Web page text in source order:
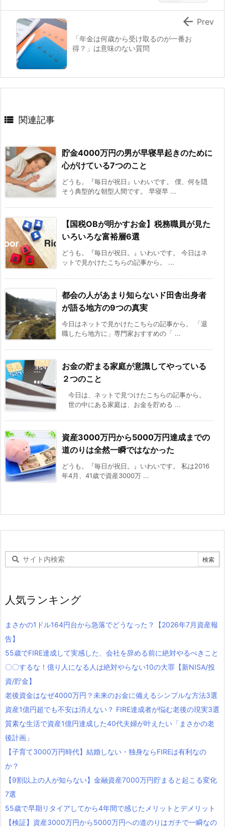
「年金は何歳から受け取るのが一番お
得？」は意味のない質問
 Prev
 関連記事
貯金4000万円の男が早寝早起きのために
心がけている7つのこと
どうも。『毎日が祝日』いわいです。 僕、何を隠
そう典型的な朝型人間です。 早寝早 ...
【国税OBが明かすお金】税務職員が見た
いろいろな富裕層6選
どうも。『毎日が祝日。』いわいです。 今日はネ
ットで見かけたこちらの記事から。 ...
都会の人があまり知らないド田舎出身者
が語る地方の9つの真実
今日はネットで見かけたこちらの記事から。 「退
職したら地方に」専門家おすすめの「 ...
お金の貯まる家庭が意識してやっている
２つのこと
今日は、ネットで見つけたこちらの記事から。
世の中にある家庭は、お金を貯める ...
資産3000万円から5000万円達成までの
道のりは全然一瞬ではなかった
どうも。『毎日が祝日。』いわいです。 私は2016
年4月、41歳で資産3000万 ...
人気ランキング
まさかの1ドル164円台から急落でどうなった？【2026年7月資産報
告】
55歳でFIRE達成して実感した、会社を辞める前に絶対やるべきこと
〇〇するな！億り人になる人は絶対やらない10の大罪【新NISA/投
資/貯金】
老後資金はなぜ4000万円？未来のお金に備えるシンプルな方法3選
資産1億円超でも不安は消えない？ FIRE達成者が悩む老後の現実3選
質素な生活で資産1億円達成した40代夫婦が叶えたい「まさかの老
後計画」
【子育て3000万円時代】結婚しない・独身ならFIREは有利なの
か？
【9割以上の人が知らない】金融資産7000万円貯まると起こる変化
7選
55歳で早期リタイアしてから4年間で感じたメリットとデメリット
【検証】資産3000万円から5000万円への道のりはガチで一瞬なの